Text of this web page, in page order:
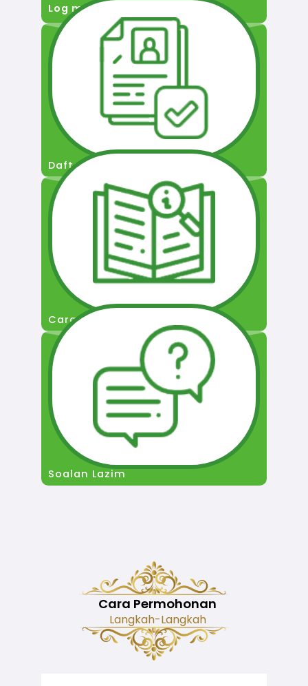
Log masuk
Daftar Pengguna
Cara Permohonan
Soalan Lazim
Cara Permohonan
Langkah-Langkah